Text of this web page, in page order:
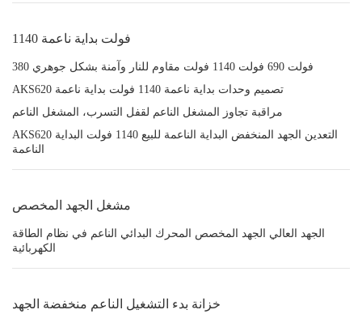
1140 فولت بداية ناعمة
380 فولت 690 فولت 1140 فولت مقاوم للنار وآمنة بشكل جوهري
AKS620 تصميم وحدات بداية ناعمة 1140 فولت بداية ناعمة
مراقبة تجاوز المشغل الناعم لقفل التسرب، المشغل الناعم
AKS620 التعدين الجهد المنخفض البداية الناعمة للبيع 1140 فولت البداية
الناعمة
مشغل الجهد المخصص
الجهد العالي الجهد المخصص المحرك البدائي الناعم في نظام الطاقة
الكهربائية
خزانة بدء التشغيل الناعم منخفضة الجهد